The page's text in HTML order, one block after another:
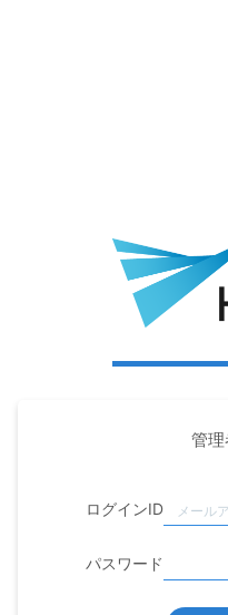
管
ログインID
パスワード